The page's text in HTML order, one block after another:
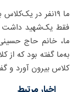
فقط یک‌شهید داشت
ما، خانم حاج
به‌ما گفته بود که از
کلاس بیرون آورد و